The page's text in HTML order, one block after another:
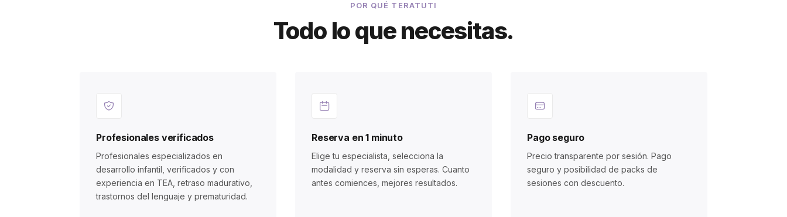
POR QUÉ TERATUTI
Todo lo que necesitas.
Profesionales verificados
Profesionales especializados en
desarrollo infantil, verificados y con
experiencia en TEA, retraso madurativo,
trastornos del lenguaje y prematuridad.
Reserva en 1 minuto
Elige tu especialista, selecciona la
modalidad y reserva sin esperas. Cuanto
antes comiences, mejores resultados.
Pago seguro
Precio transparente por sesión. Pago
seguro y posibilidad de packs de
sesiones con descuento.